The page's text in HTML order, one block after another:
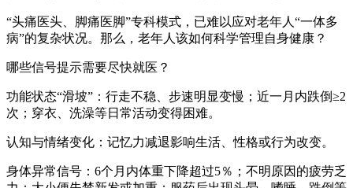
“头痛医头、脚痛医脚”专科模式，已难以应对老年人“一体多
病”的复杂状况。那么，老年人该如何科学管理自身健康？
哪些信号提示需要尽快就医？
功能状态“滑坡”：行走不稳、步速明显变慢；近一月内跌倒≥2
次；穿衣、洗澡等日常活动变得困难。
认知与情绪变化：记忆力减退影响生活、性格或行为改变。
身体异常信号：6个月内体重下降超过5％；不明原因的疲劳乏